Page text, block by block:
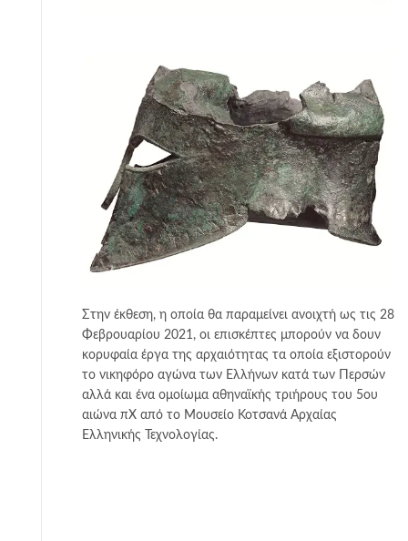
Στην έκθεση, η οποία θα παραμείνει ανοιχτή ως τις 28
Φεβρουαρίου 2021, οι επισκέπτες μπορούν να δουν
κορυφαία έργα της αρχαιότητας τα οποία εξιστορούν
το νικηφόρο αγώνα των Ελλήνων κατά των Περσών
αλλά και ένα ομοίωμα αθηναϊκής τριήρους του 5ου
αιώνα πΧ από το Μουσείο Κοτσανά Αρχαίας
Ελληνικής Τεχνολογίας.